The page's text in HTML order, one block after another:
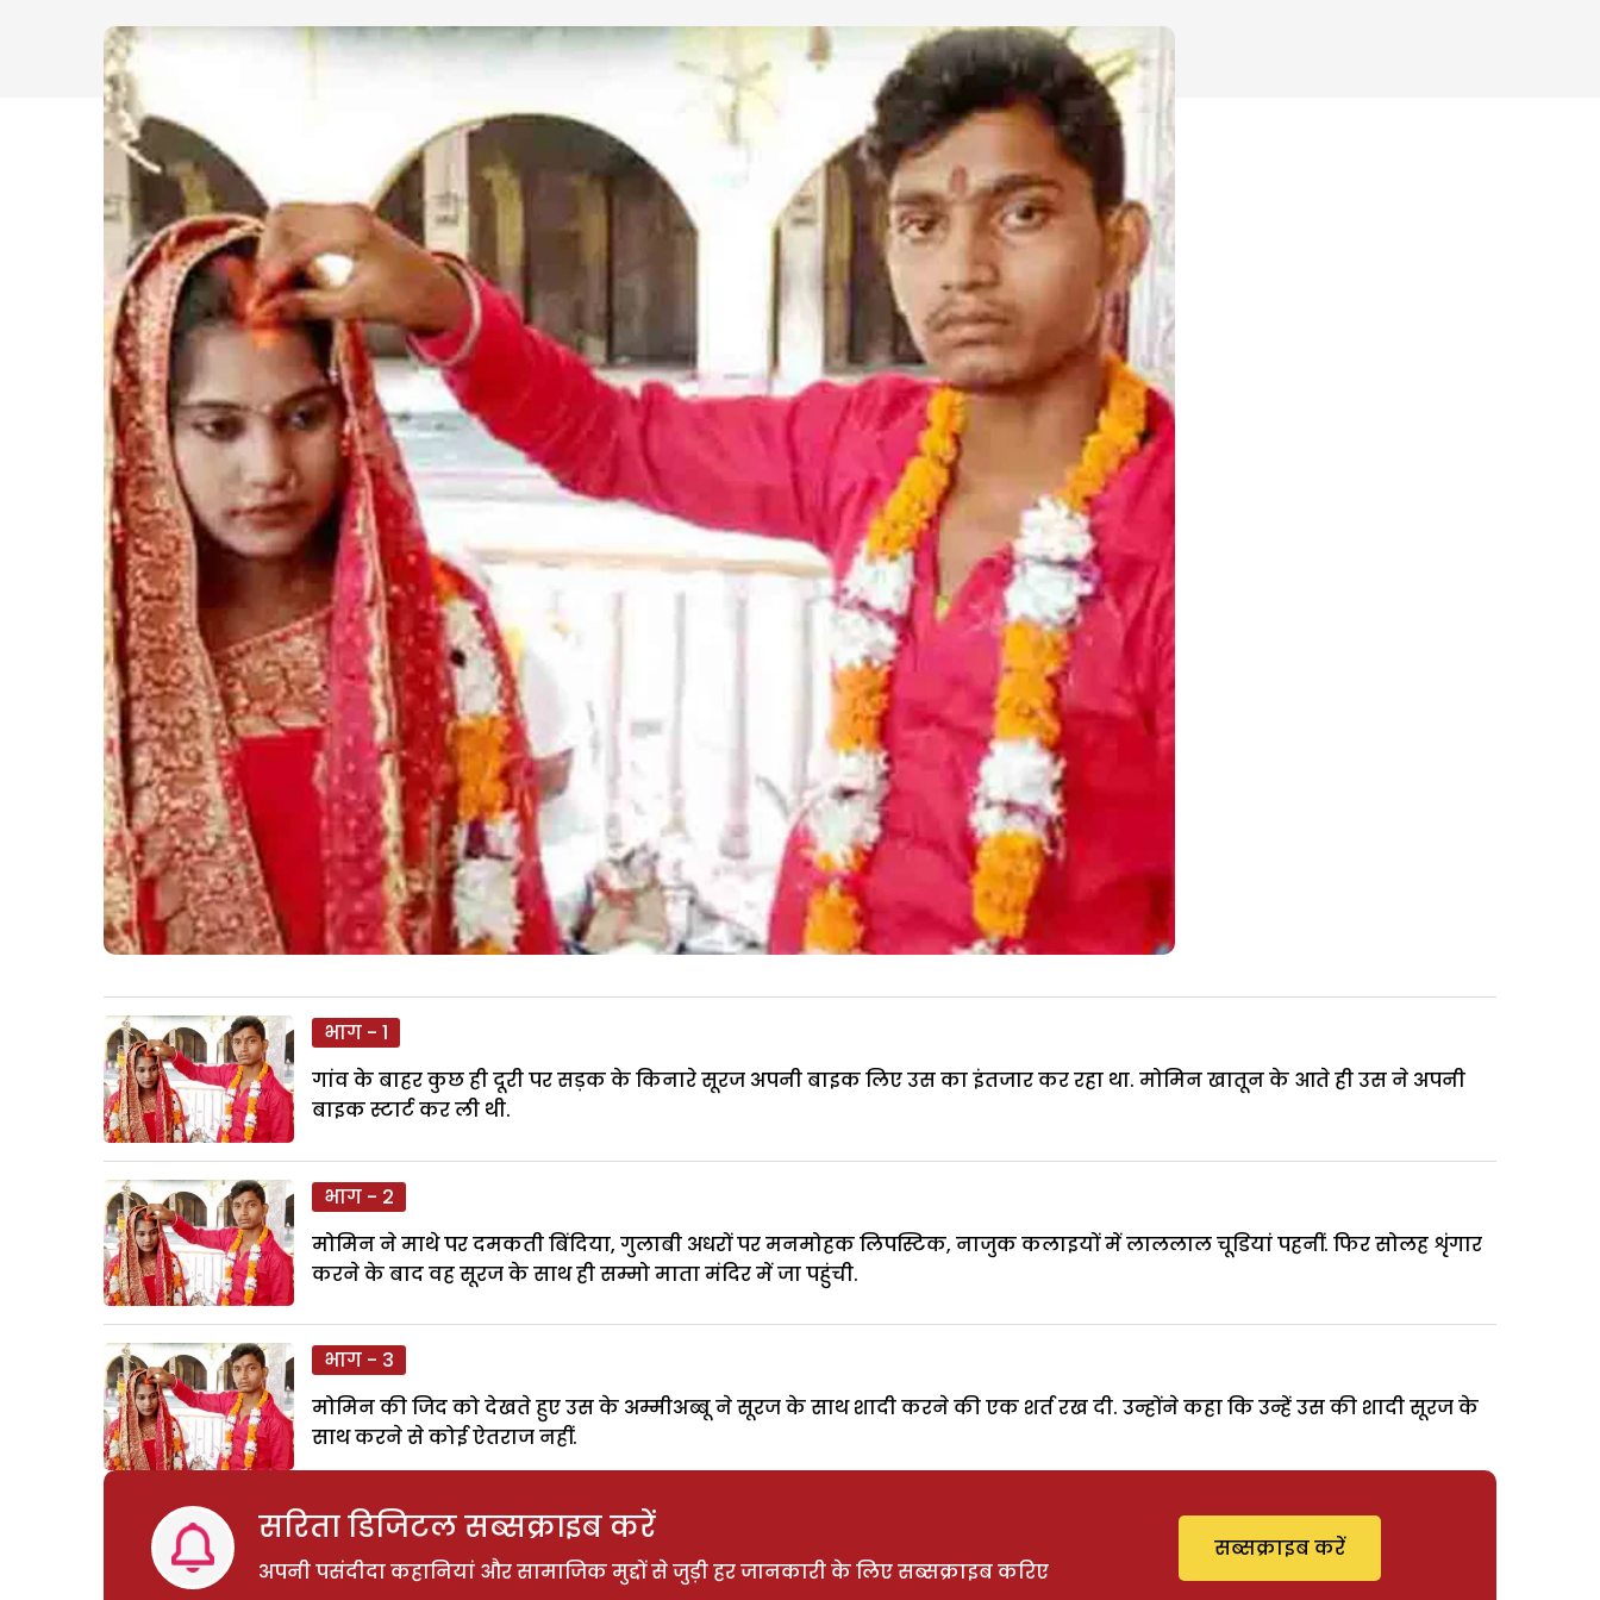
भाग - 1
गांव के बाहर कुछ ही दूरी पर सड़क के किनारे सूरज अपनी बाइक लिए उस का इंतजार कर रहा था. मोमिन खातून के आते ही उस ने अपनी
बाइक स्टार्ट कर ली थी.
भाग - 2
मोमिन ने माथे पर दमकती बिंदिया, गुलाबी अधरों पर मनमोहक लिपस्टिक, नाजुक कलाइयों में लाललाल चूडि़यां पहनीं. फिर सोलह शृंगार
करने के बाद वह सूरज के साथ ही सम्मो माता मंदिर में जा पहुंची.
भाग - 3
मोमिन की जिद को देखते हुए उस के अम्मीअब्बू ने सूरज के साथ शादी करने की एक शर्त रख दी. उन्होंने कहा कि उन्हें उस की शादी सूरज के
साथ करने से कोई ऐतराज नहीं.
सरिता डिजिटल सब्सक्राइब करें
अपनी पसंदीदा कहानियां और सामाजिक मुद्दों से जुड़ी हर जानकारी के लिए सब्सक्राइब करिए
सब्सक्राइब करें